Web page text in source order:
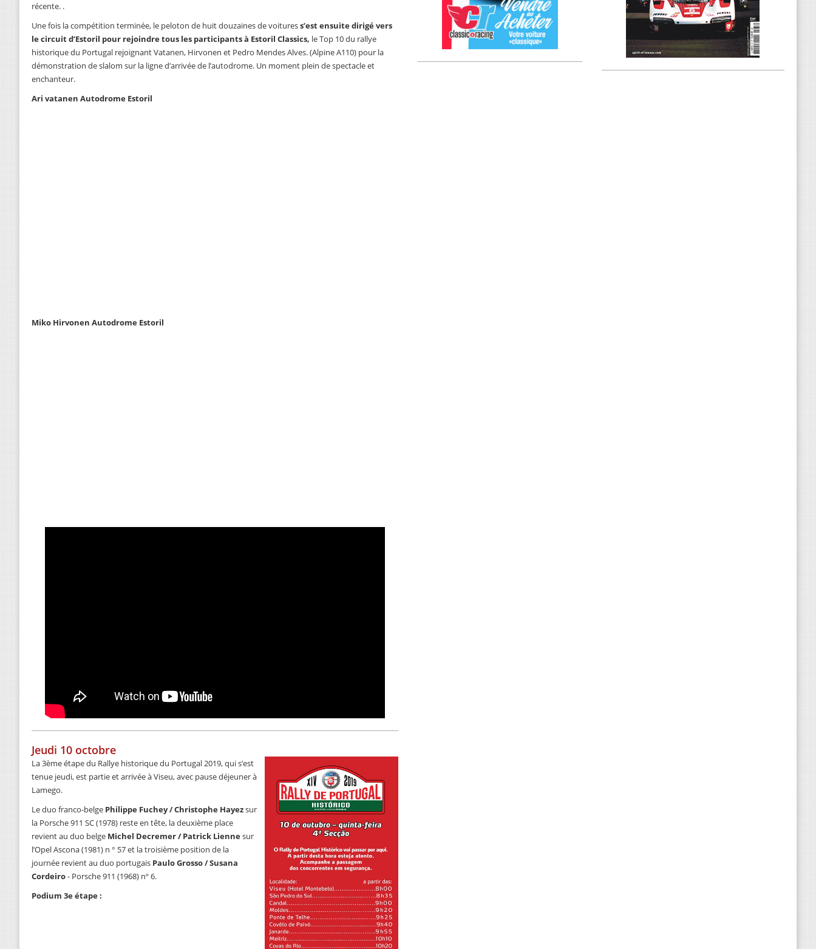
récente. .
Une fois la compétition terminée, le peloton de huit douzaines de voituress’est ensuite dirigé vers
le circuit d’Estoril pour rejoindre tous les participants à Estoril Classics, le Top 10 du rallye
historique du Portugal rejoignant Vatanen, Hirvonen et Pedro Mendes Alves. (Alpine A110) pour la
démonstration de slalom sur la ligne d’arrivée de l’autodrome. Un moment plein de spectacle et
enchanteur.
Ari vatanen Autodrome Estoril
Miko Hirvonen Autodrome Estoril
Jeudi 10 octobre
La 3ème étape du Rallye historique du Portugal 2019, qui s’est
tenue jeudi, est partie et arrivée à Viseu, avec pause déjeuner à
Lamego.
Le duo franco-belge Philippe Fuchey / Christophe Hayezsur
la Porsche 911 SC (1978) reste en tête, la deuxième place
revient au duo belge Michel Decremer / Patrick Liennesur
l’Opel Ascona (1981) n ° 57 et la troisième position de la
journée revient au duo portugais Paulo Grosso / Susana
Cordeiro- Porsche 911 (1968) nº 6.
Podium 3e étape :